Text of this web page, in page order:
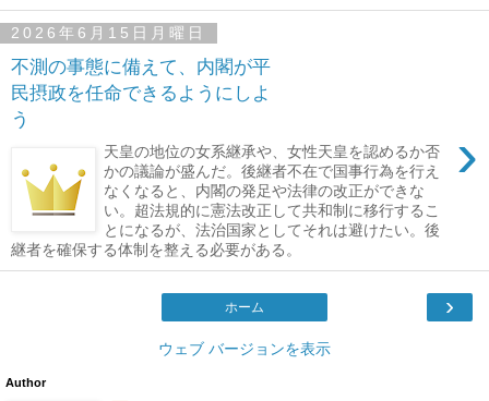
2026年6月15日月曜日
不測の事態に備えて、内閣が平
民摂政を任命できるようにしよ
う
›
天皇の地位の女系継承や、女性天皇を認めるか否
かの議論が盛んだ。後継者不在で国事行為を行え
なくなると、内閣の発足や法律の改正ができな
い。超法規的に憲法改正して共和制に移行するこ
とになるが、法治国家としてそれは避けたい。後
継者を確保する体制を整える必要がある。
›
ホーム
ウェブ バージョンを表示
Author